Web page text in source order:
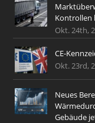
Kontrollen
Okt. 24th,
CE-
Okt. 23rd,
Neues
Gebäude